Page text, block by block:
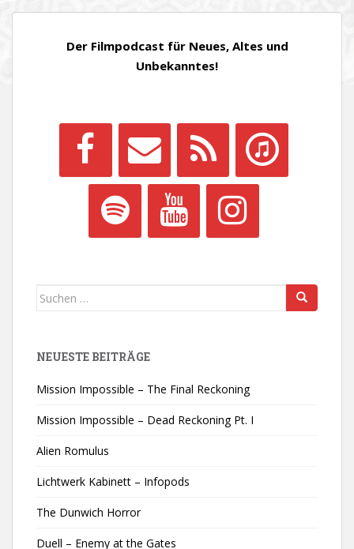
BEITRÄGE
Der Filmpodcast für Neues, Altes und
Unbekanntes!
Suchen
NEUESTE BEITRÄGE
Mission Impossible – The Final Reckoning
Mission Impossible – Dead Reckoning Pt. I
Alien Romulus
Lichtwerk Kabinett – Infopods
The Dunwich Horror
Duell – Enemy at the Gates